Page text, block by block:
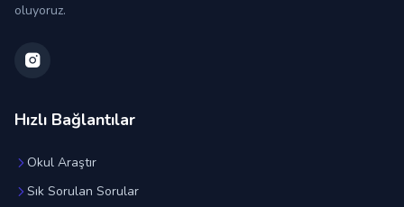
oluyoruz.
Hızlı Bağlantılar
Okul Araştır
Sık Sorulan Sorular